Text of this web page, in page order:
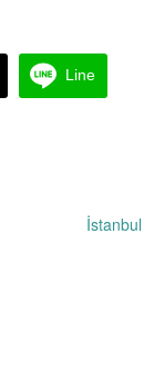
Line